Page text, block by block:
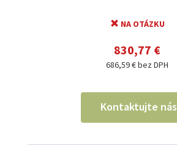
NA OTÁZKU
830,77 €
686,59 € bez DPH
Kontaktujte nás